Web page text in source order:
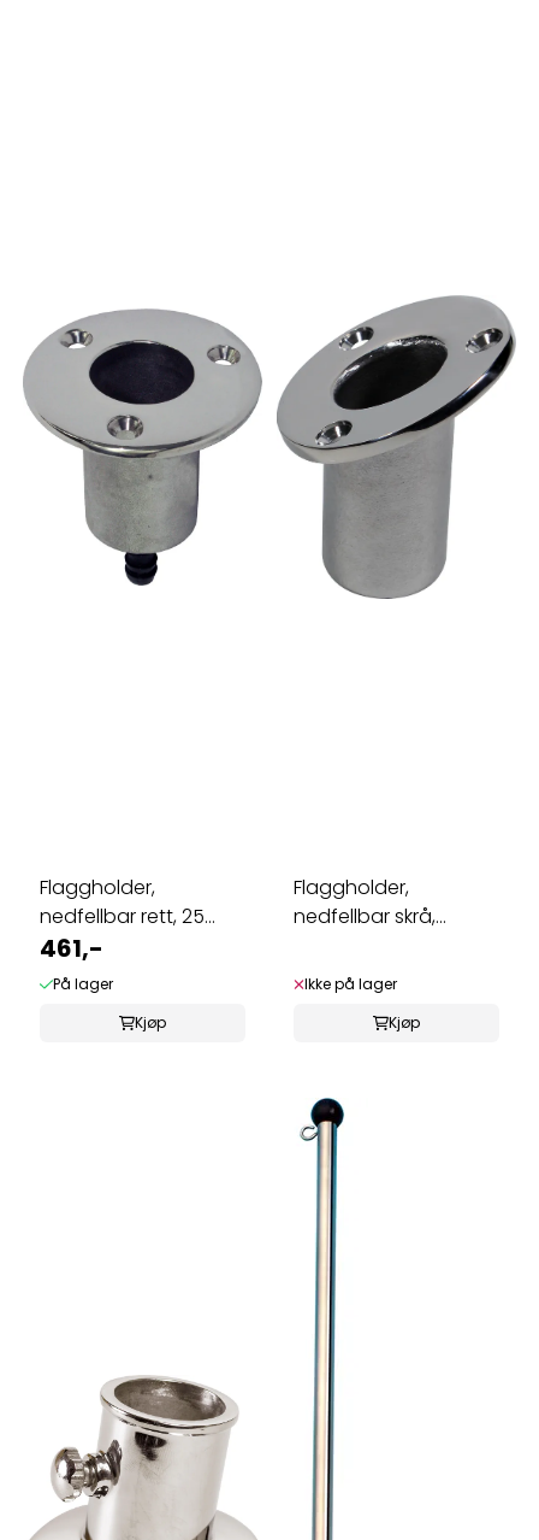
Flaggholder,
nedfellbar rett, 25
mm, syrefast
461,-
På lager
Kjøp
Flaggholder,
nedfellbar skrå,
Ikke på lager
Kjøp